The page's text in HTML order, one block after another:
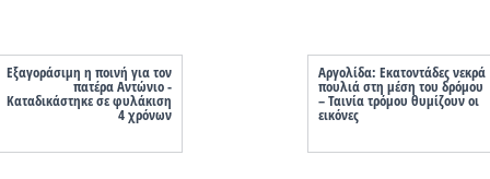
Eξαγοράσιμη η ποινή για τον
πατέρα Αντώνιο -
Καταδικάστηκε σε φυλάκιση
4 χρόνων
Αργολίδα: Εκατοντάδες νεκρά
πουλιά στη μέση του δρόμου
– Ταινία τρόμου θυμίζουν οι
εικόνες